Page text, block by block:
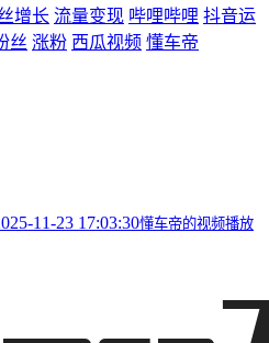
增长 流量变现 哔哩哔哩 抖音运
丝 涨粉 西瓜视频 懂车帝
11-23 17:03:30懂车帝的视频播放